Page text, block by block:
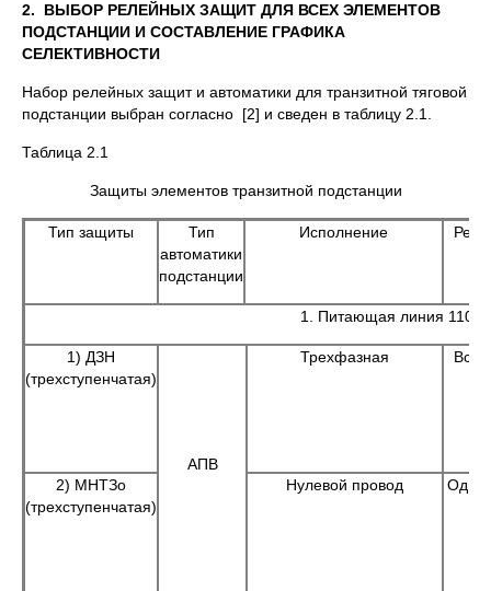
2. ВЫБОР РЕЛЕЙНЫХ ЗАЩИТ ДЛЯ ВСЕХ ЭЛЕМЕНТОВ
ПОДСТАНЦИИ И СОСТАВЛЕНИЕ ГРАФИКА
СЕЛЕКТИВНОСТИ
Набор релейных защит и автоматики для транзитной тяговой
подстанции выбран согласно [2] и сведен в таблицу 2.1.
Таблица 2.1
Защиты элементов транзитной подстанции
Тип защиты
Тип
автоматики
подстанции
Исполнение
1. Питающая линия 110
1) ДЗН
(трехступенчатая)
АПВ
Трехфазная
Все
2) МНТЗо
(трехступенчатая)
Нулевой провод